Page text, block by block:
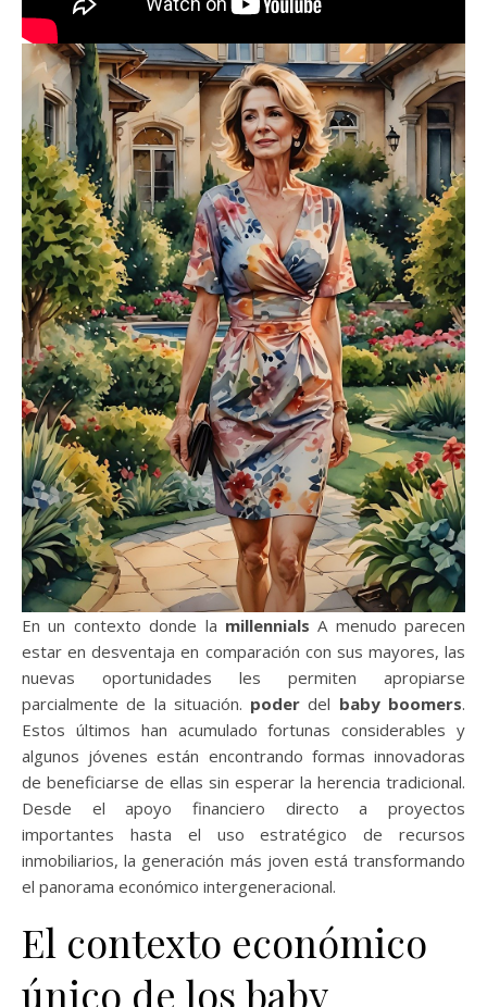
En un contexto donde la millennials A menudo parecen
estar en desventaja en comparación con sus mayores, las
nuevas oportunidades les permiten apropiarse
parcialmente de la situación. poder del baby boomers.
Estos últimos han acumulado fortunas considerables y
algunos jóvenes están encontrando formas innovadoras
de beneficiarse de ellas sin esperar la herencia tradicional.
Desde el apoyo financiero directo a proyectos
importantes hasta el uso estratégico de recursos
inmobiliarios, la generación más joven está transformando
el panorama económico intergeneracional.
El contexto económico
único de los baby